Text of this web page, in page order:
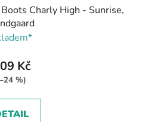
Charly High - Sunrise,
Kč
%)